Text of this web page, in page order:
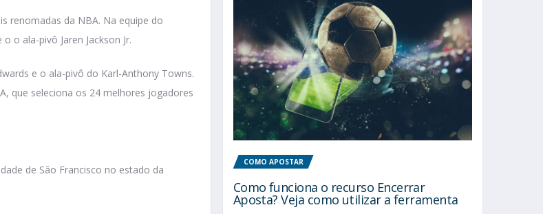
renomadas da NBA. Na equipe do
o ala-pivô Jaren Jackson Jr.
e o ala-pivô do Karl-Anthony Towns.
que seleciona os 24 melhores jogadores
de São Francisco no estado da
COMO APOSTAR
Como funciona o recurso Encerrar
Aposta? Veja como utilizar a ferramenta